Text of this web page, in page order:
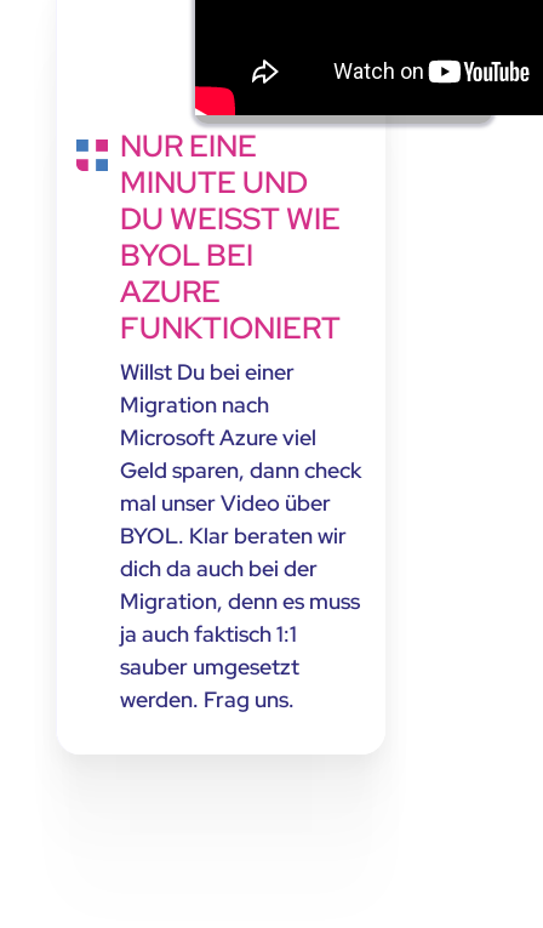
NUR EINE
MINUTE UND
DU WEISST WIE B
YOL BEI A
ZURE F
UNKTIONIERT
Willst Du bei einer
Migration nach
Microsoft Azure viel
Geld sparen, dann check
mal unser Video über
BYOL. Klar beraten wir
dich da auch bei der
Migration, denn es muss
ja auch faktisch 1:1
sauber umgesetzt
werden. Frag uns.